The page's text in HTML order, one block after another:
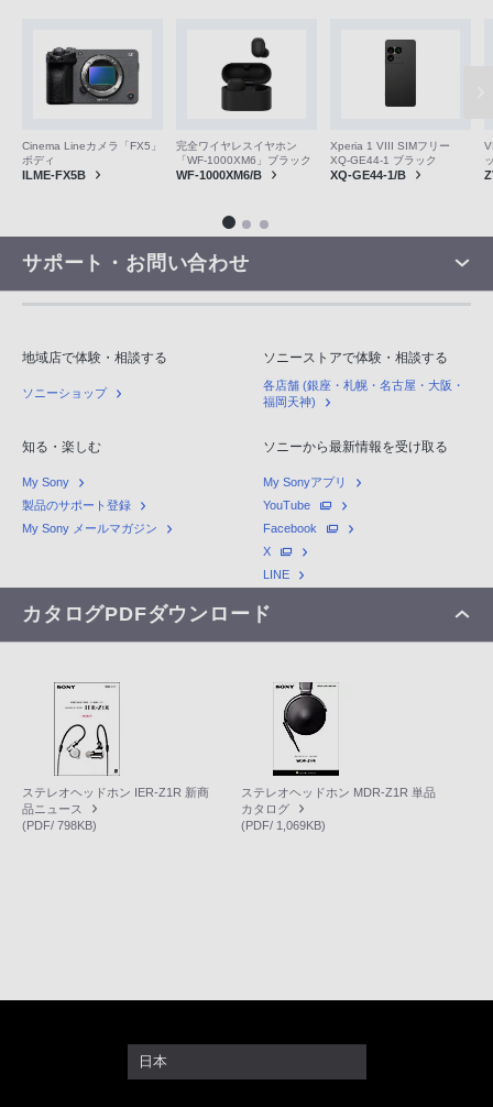
Cinema Lineカメラ「FX5」
ボディ
ILME-FX5B
完全ワイヤレスイヤホン
「WF-1000XM6」ブラック
WF-1000XM6/B
Xperia 1 VIII SIMフリー
XQ-GE44-1 ブラック
XQ-GE44-1/B
サポート・お問い合わせ
地域店で体験・相談する
ソニーショップ
ソニーストアで体験・相談する
各店舗 (銀座・札幌・名古屋・大阪・
福岡天神)
知る・楽しむ
My Sony
製品のサポート登録
My Sony メールマガジン
ソニーから最新情報を受け取る
My Sonyアプリ
YouTube
Facebook
X
LINE
カタログPDFダウンロード
ステレオヘッドホン IER-Z1R 新商
品ニュース
(PDF/ 798KB)
ステレオヘッドホン MDR-Z1R 単品
カタログ
(PDF/ 1,069KB)
日本